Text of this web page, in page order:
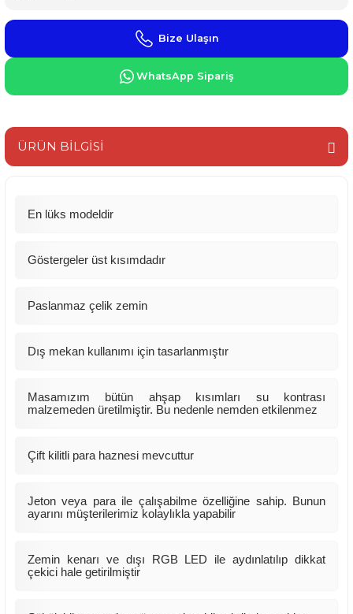
Bize Ulaşın
WhatsApp Sipariş
ÜRÜN BİLGİSİ
En lüks modeldir
Göstergeler üst kısımdadır
Paslanmaz çelik zemin
Dış mekan kullanımı için tasarlanmıştır
Masamızım bütün ahşap kısımları su kontrası
malzemeden üretilmiştir. Bu nedenle nemden etkilenmez
Çift kilitli para haznesi mevcuttur
Jeton veya para ile çalışabilme özelliğine sahip. Bunun
ayarını müşterilerimiz kolaylıkla yapabilir
Zemin kenarı ve dışı RGB LED ile aydınlatılıp dikkat
çekici hale getirilmiştir